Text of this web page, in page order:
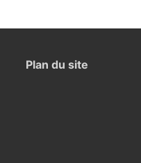
Plan du site